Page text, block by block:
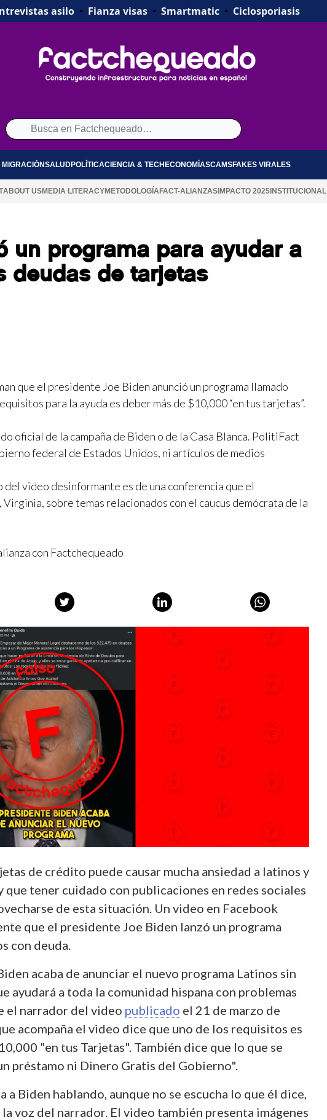
asilo• Fianza visas• Smartmatic• Ciclosporiasis
MIGRACIÓNSALUDPOLÍTICACIENCIA & TECH ECONOMÍASCAMSFAKES VIRALES
ABOUT USMEDIA LITERACYMETODOLOGÍA FACT-ALIANZASIMPACTO 2025INSTITUCIONAL
un programa para ayudar a
deudas de tarjetas
que el presidente Joe Biden anunció un programa llamado
para la ayuda es deber más de $10,000 “en tus tarjetas”.
oficial de la campaña de Biden o de la Casa Blanca. PolitiFact
federal de Estados Unidos, ni artículos de medios
video desinformante es de una conferencia que el
sobre temas relacionados con el caucus demócrata de la
con Factchequeado
de crédito puede causar mucha ansiedad a latinos y
que tener cuidado con publicaciones en redes sociales
de esta situación. Un video en Facebook
que el presidente Joe Biden lanzó un programa
con deuda.
acaba de anunciar el nuevo programa Latinos sin
ayudará a toda la comunidad hispana con problemas
el narrador del video publicado el 21 de marzo de
acompaña el video dice que uno de los requisitos es
"en tus Tarjetas". También dice que lo que se
préstamo ni Dinero Gratis del Gobierno".
a Biden hablando, aunque no se escucha lo que él dice,
la voz del narrador. El video también presenta imágenes